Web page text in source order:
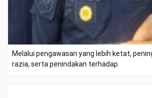
Melalui pengawasan yang lebih ketat,
razia, serta penindakan terhadap.